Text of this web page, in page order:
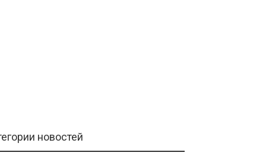
новостей